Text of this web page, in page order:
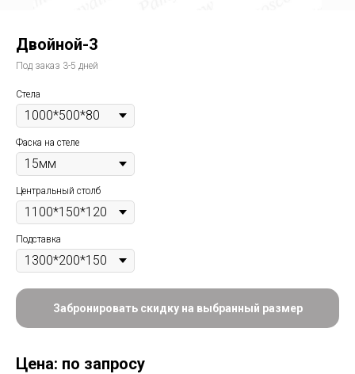
Двойной-3
Под заказ 3-5 дней
Стела
Фаска на стеле
Центральный столб
Подставка
Забронировать скидку на выбранный размер
Цена: по запросу